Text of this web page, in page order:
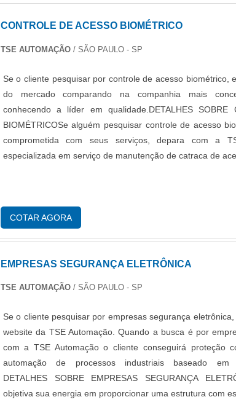
CONTROLE DE ACESSO BIOMÉTRICO
TSE AUTOMAÇÃO / SÃO PAULO - SP
Se o cliente pesquisar por controle de acesso biométrico,
do mercado comparando na companhia mais
conhecendo a líder em qualidade.DETALHES SOBRE
BIOMÉTRICOSe alguém pesquisar controle de acesso
comprometida com seus serviços, depara com a
especializada em serviço de manutenção de catraca de
COTAR AGORA
EMPRESAS SEGURANÇA ELETRÔNICA
TSE AUTOMAÇÃO / SÃO PAULO - SP
Se o cliente pesquisar por empresas segurança
website da TSE Automação. Quando a busca é por
com a TSE Automação o cliente conseguirá proteção
automação de processos industriais baseado em
DETALHES SOBRE EMPRESAS SEGURANÇA
objetiva sua energia em proporcionar uma estrutura com